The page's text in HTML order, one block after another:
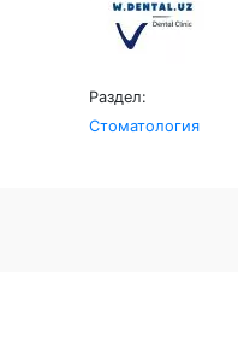
Раздел:
Стоматология